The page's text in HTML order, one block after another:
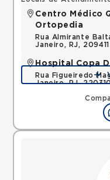
Centro Médico
Ortopedia
Rua Almirante
Janeiro, RJ,
Hospital Copa
Rua Figueiredo
Janeiro, RJ,